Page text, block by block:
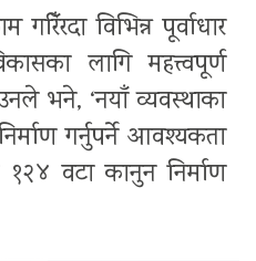
विभिन्न पूर्वाधार
लागि महत्त्वपूर्ण
भने, ‘नयाँ व्यवस्थाका
गर्नुपर्ने आवश्यकता
वटा कानुन निर्माण